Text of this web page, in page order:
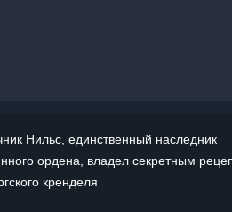
Нильс, единственный наследник
ордена, владел секретным
кренделя